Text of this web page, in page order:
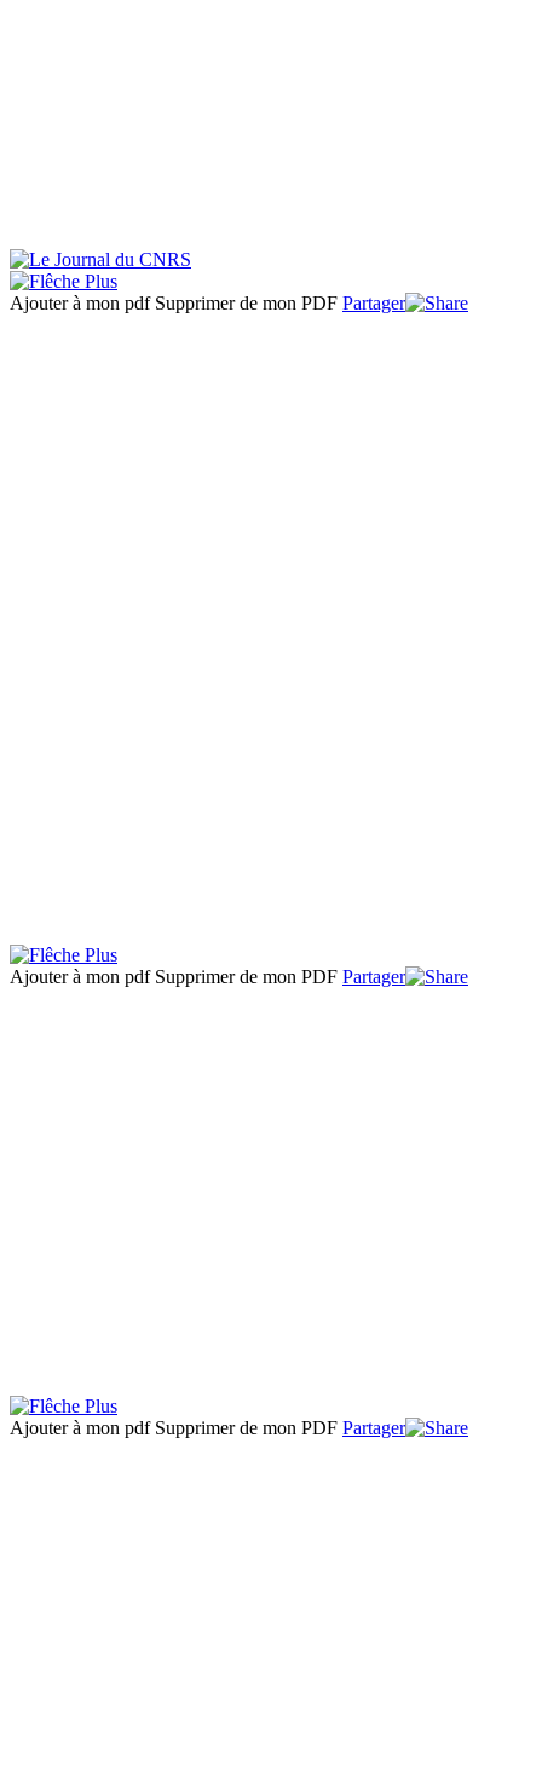
Ajouter à mon pdf Supprimer de mon PDF Partager
Ajouter à mon pdf Supprimer de mon PDF Partager
Ajouter à mon pdf Supprimer de mon PDF Partager